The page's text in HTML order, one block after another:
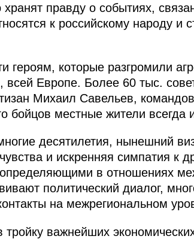
правду о событиях,
к российскому народу и
которые разгромили
Европе. Более 60 тыс.
Михаил Савельев,
бойцов местные жители всегда
десятилетия, нынешний
и искренняя симпатия к
в отношениях
политический диалог,
на межрегиональном
важнейших